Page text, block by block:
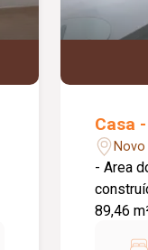
Casa
- Area do
construída
89,46